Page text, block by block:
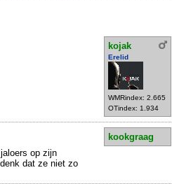
kojak
Erelid
WMRindex: 2.665
OTindex: 1.934
kookgraag
op zijn
dat ze niet zo